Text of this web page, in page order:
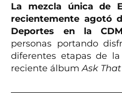
La mezcla única de
recientemente agotó
Deportes en la
personas portando
diferentes etapas de
reciente álbumAsk